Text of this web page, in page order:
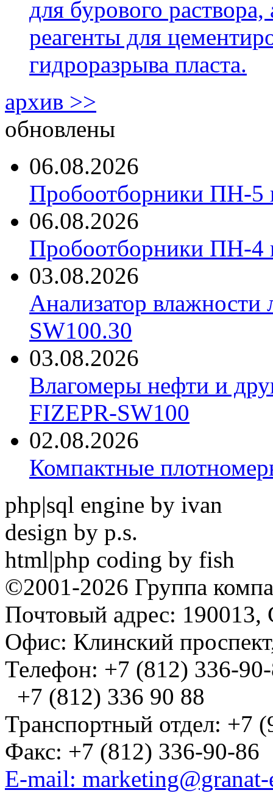
для бурового
реагенты для
гидроразрыва пласта.
архив >>
обновлены
06.08.2026
Пробоотборники ПН-
06.08.2026
Пробоотборники ПН-
03.08.2026
Анализатор
SW100.30
03.08.2026
Влагомеры нефти и
FIZEPR-SW100
02.08.2026
Компактные
php|sql engine by ivan
design by p.s.
html|php coding by fish
©2001-2026 Группа
Почтовый адрес: 190013,
Офис: Клинский
Телефон: +7 (812) 336-
+7 (812) 336 90 88
Транспортный отдел: +7
Факс: +7 (812) 336-90-86
E-mail: